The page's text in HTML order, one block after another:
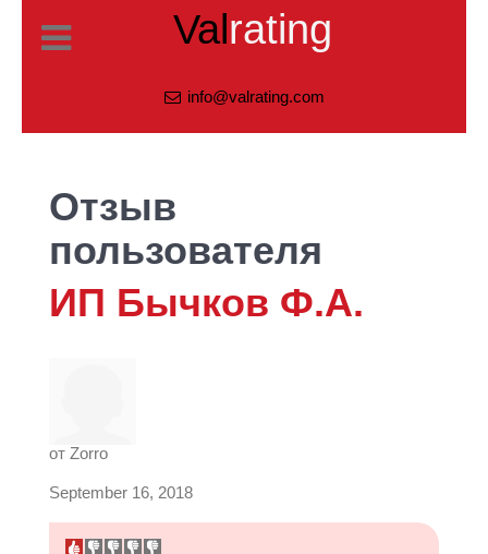
Valrating
info@valrating.com
Отзыв
пользователя
ИП Бычков Ф.А.
от Zorro
September 16, 2018